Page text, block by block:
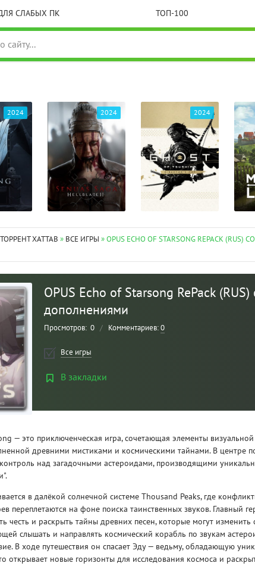
СЛАБЫХ ПК ТОП-100
2024 2024 2024
XATTAB » ВСЕ ИГРЫ » OPUS ECHO OF STARSONG REPACK (RUS)
OPUS Echo of Starsong RePack (RUS)
дополнениями
Просмотров: 0 / Комментариев:0
Все игры
В закладки
— это приключенческая игра, сочетающая элементы
древними мистиками и космическими тайнами. В центре
над загадочными астероидами, производящими
в далёкой солнечной системе Thousand Peaks, где
переплетаются на фоне поиска таинственных звуков. Главный
честь и раскрыть тайны древних песен, которые могут изменить
слышать и направлять космический корабль по звукам
В ходе путешествия он спасает Эду — ведьму, обладающую
открывает новые горизонты для исследования космоса и
3
CLAIR OBSCUR: EXPEDITION 33 НА